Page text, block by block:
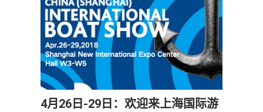
4月26日-29日：欢迎来上海国际游